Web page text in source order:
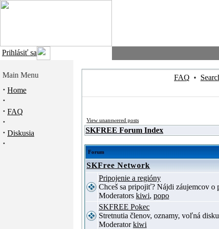
Prihlásiť sa
Main Menu
· Home
·
· FAQ
·
· Diskusia
·
FAQ •
View unanswered posts
SKFREE Forum Index
Forum
SKFree Network
Pripojenie a regióny
Chceš sa pripojiť? Nájdi záujemcov o
Moderators kiwi, popo
SKFREE Pokec
Stretnutia členov, oznamy, voľná
Moderatorkiwi